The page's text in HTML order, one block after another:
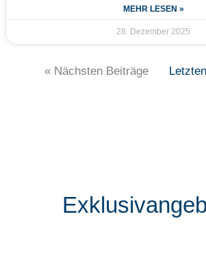
MEHR LESEN »
28. Dezember 2025
« Nächsten Beiträge